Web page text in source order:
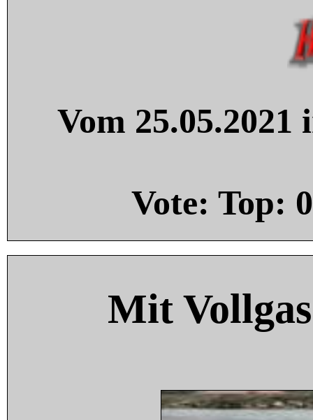
Vom
Vote: Top: 0
Mit